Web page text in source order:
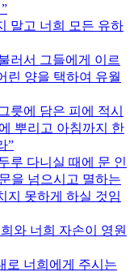
말고 너희 모든 유하
러서 그들에게 이르
린 양을 택하여 유월
릇에 담은 피에 적시
뿌리고 아침까지 한
루 다니실 때에 문 인
을 넘으시고 멸하는
지 못하게 하실 것임
와 너희 자손이 영원
로 너희에게 주시는